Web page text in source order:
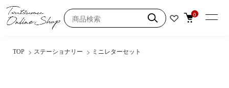
0
TOP ステーショナリー ミニレターセット